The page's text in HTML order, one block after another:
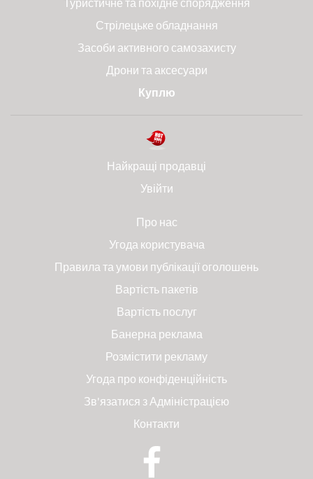
Стрілецьке обладнання
Засоби активного самозахисту
Дрони та аксесуари
Куплю
Найкращі продавці
Увійти
Про нас
Угода користувача
Правила та умови публікації оголошень
Вартість пакетів
Вартість послуг
Банерна реклама
Розмістити рекламу
Угода про конфіденційність
Зв'язатися з Адміністрацією
Контакти